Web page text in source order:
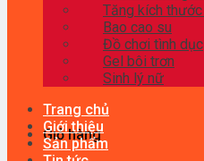
Giỏ hàng
Tăng kích
Bao cao su
Đồ chơi tình dục
Gel bôi trơn
Sinh lý nữ
Trang chủ
Giới thiệu
Sản phẩm